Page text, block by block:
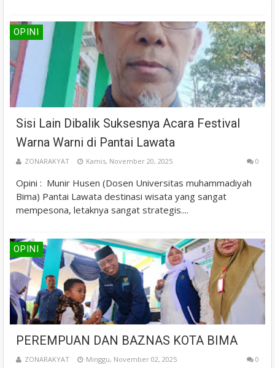
OPINI
Sisi Lain Dibalik Suksesnya Acara Festival
Warna Warni di Pantai Lawata
ZONARAKYAT Kamis, November 20, 2025 0
Opini : Munir Husen (Dosen Universitas muhammadiyah
Bima) Pantai Lawata destinasi wisata yang sangat
mempesona, letaknya sangat strategis....
OPINI
PEREMPUAN DAN BAZNAS KOTA BIMA
ZONARAKYAT Minggu, November 02, 2025 0